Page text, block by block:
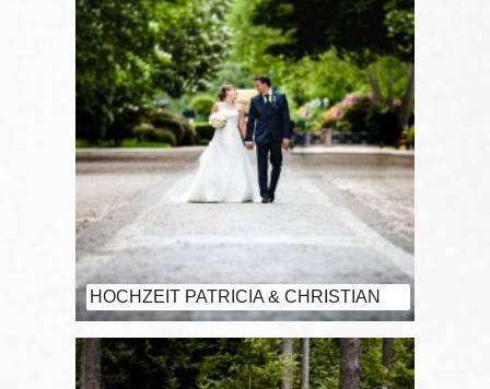
HOCHZEIT PATRICIA & CHRISTIAN